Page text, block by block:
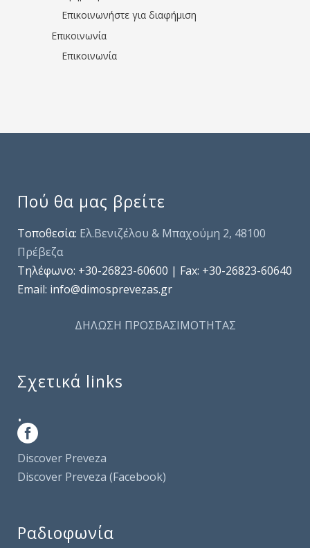
Επικοινωνήστε για διαφήμιση
Επικοινωνία
Επικοινωνία
Πού θα μας βρείτε
Τοποθεσία: Ελ.Βενιζέλου & Μπαχούμη 2, 48100
Πρέβεζα
Τηλέφωνo: +30-26823-60600 | Fax: +30-26823-60640
Email: info@dimosprevezas.gr
ΔΗΛΩΣΗ ΠΡΟΣΒΑΣΙΜΟΤΗΤΑΣ
Σχετικά links
.
Discover Preveza
Discover Preveza (Facebook)
Ραδιοφωνία